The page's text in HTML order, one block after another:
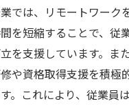
では、リモートワーク
を短縮することで、従
を支援しています。ま
や資格取得支援を積極
。これにより、従業員